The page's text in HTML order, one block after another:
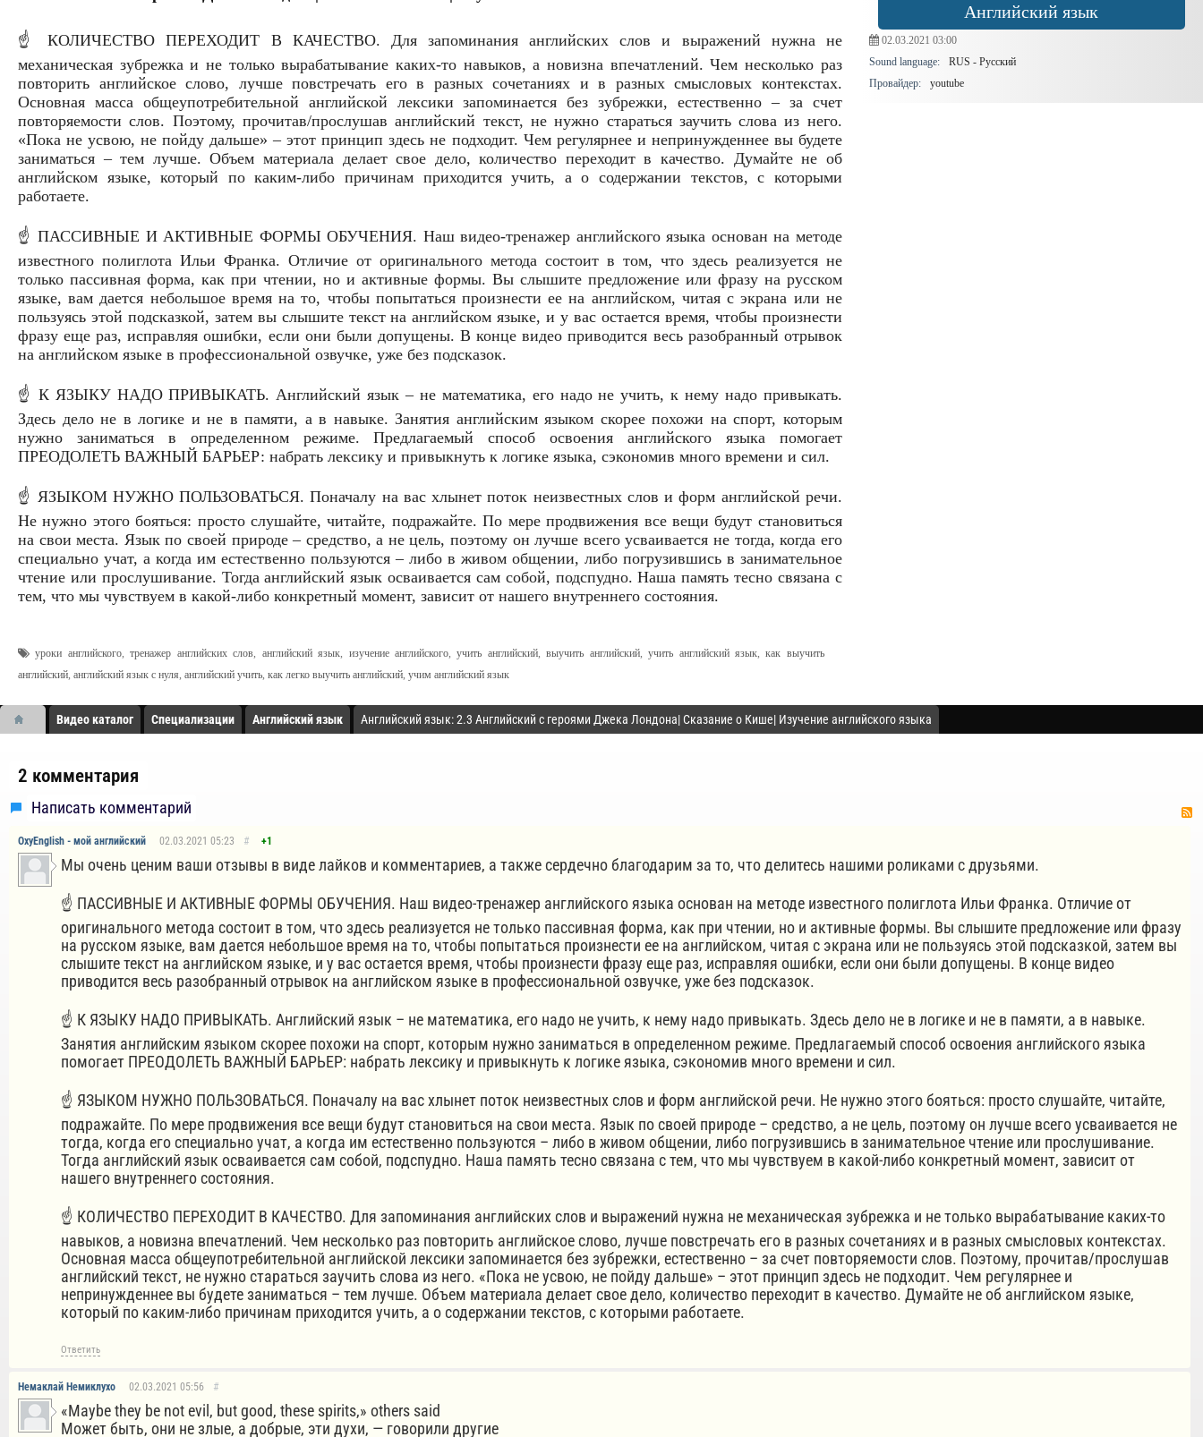
☝️ КОЛИЧЕСТВО ПЕРЕХОДИТ В КАЧЕСТВО. Для запоминания английских слов и выражений нужна не
механическая зубрежка и не только вырабатывание каких-то навыков, а новизна впечатлений. Чем несколько раз
повторить английское слово, лучше повстречать его в разных сочетаниях и в разных смысловых контекстах.
Основная масса общеупотребительной английской лексики запоминается без зубрежки, естественно – за счет
повторяемости слов. Поэтому, прочитав/прослушав английский текст, не нужно стараться заучить слова из него.
«Пока не усвою, не пойду дальше» – этот принцип здесь не подходит. Чем регулярнее и непринужденнее вы будете
заниматься – тем лучше. Объем материала делает свое дело, количество переходит в качество. Думайте не об
английском языке, который по каким-либо причинам приходится учить, а о содержании текстов, с которыми
работаете.
☝️ ПАССИВНЫЕ И АКТИВНЫЕ ФОРМЫ ОБУЧЕНИЯ. Наш видео-тренажер английского языка основан на методе
известного полиглота Ильи Франка. Отличие от оригинального метода состоит в том, что здесь реализуется не
только пассивная форма, как при чтении, но и активные формы. Вы слышите предложение или фразу на русском
языке, вам дается небольшое время на то, чтобы попытаться произнести ее на английском, читая с экрана или не
пользуясь этой подсказкой, затем вы слышите текст на английском языке, и у вас остается время, чтобы произнести
фразу еще раз, исправляя ошибки, если они были допущены. В конце видео приводится весь разобранный отрывок
на английском языке в профессиональной озвучке, уже без подсказок.
☝️ К ЯЗЫКУ НАДО ПРИВЫКАТЬ. Английский язык – не математика, его надо не учить, к нему надо привыкать.
Здесь дело не в логике и не в памяти, а в навыке. Занятия английским языком скорее похожи на спорт, которым
нужно заниматься в определенном режиме. Предлагаемый способ освоения английского языка помогает
ПРЕОДОЛЕТЬ ВАЖНЫЙ БАРЬЕР: набрать лексику и привыкнуть к логике языка, сэкономив много времени и сил.
☝️ ЯЗЫКОМ НУЖНО ПОЛЬЗОВАТЬСЯ. Поначалу на вас хлынет поток неизвестных слов и форм английской речи.
Не нужно этого бояться: просто слушайте, читайте, подражайте. По мере продвижения все вещи будут становиться
на свои места. Язык по своей природе – средство, а не цель, поэтому он лучше всего усваивается не тогда, когда его
специально учат, а когда им естественно пользуются – либо в живом общении, либо погрузившись в занимательное
чтение или прослушивание. Тогда английский язык осваивается сам собой, подспудно. Наша память тесно связана с
тем, что мы чувствуем в какой-либо конкретный момент, зависит от нашего внутреннего состояния.
уроки английского,тренажер английских слов английский язык изучение английского,учить английский,выучить английский,учить английский язык ,как выучить
английский английский язык с нуля английский учить как легко выучить английский учим английский язык
Английский язык
02.03.2021 03:00
Sound language:
RUS - Русский
Провайдер:
youtube
Видео каталог Специализации Английский язык Английский язык: 2.3 Английский с героями Джека Лондона| Сказание о Кише| Изучение английского языка
2 комментария
Написать комментарий
OxyEnglish - мой английский 02.03.2021 05:23 # +1
Мы очень ценим ваши отзывы в виде лайков и комментариев, а также сердечно благодарим за то, что делитесь нашими роликами с друзьями.
☝️ ПАССИВНЫЕ И АКТИВНЫЕ ФОРМЫ ОБУЧЕНИЯ. Наш видео-тренажер английского языка основан на методе известного полиглота Ильи Франка. Отличие от
оригинального метода состоит в том, что здесь реализуется не только пассивная форма, как при чтении, но и активные формы. Вы слышите предложение или фразу
на русском языке, вам дается небольшое время на то, чтобы попытаться произнести ее на английском, читая с экрана или не пользуясь этой подсказкой, затем вы
слышите текст на английском языке, и у вас остается время, чтобы произнести фразу еще раз, исправляя ошибки, если они были допущены. В конце видео
приводится весь разобранный отрывок на английском языке в профессиональной озвучке, уже без подсказок.
☝️ К ЯЗЫКУ НАДО ПРИВЫКАТЬ. Английский язык – не математика, его надо не учить, к нему надо привыкать. Здесь дело не в логике и не в памяти, а в навыке.
Занятия английским языком скорее похожи на спорт, которым нужно заниматься в определенном режиме. Предлагаемый способ освоения английского языка
помогает ПРЕОДОЛЕТЬ ВАЖНЫЙ БАРЬЕР: набрать лексику и привыкнуть к логике языка, сэкономив много времени и сил.
☝️ ЯЗЫКОМ НУЖНО ПОЛЬЗОВАТЬСЯ. Поначалу на вас хлынет поток неизвестных слов и форм английской речи. Не нужно этого бояться: просто слушайте, читайте,
подражайте. По мере продвижения все вещи будут становиться на свои места. Язык по своей природе – средство, а не цель, поэтому он лучше всего усваивается не
тогда, когда его специально учат, а когда им естественно пользуются – либо в живом общении, либо погрузившись в занимательное чтение или прослушивание.
Тогда английский язык осваивается сам собой, подспудно. Наша память тесно связана с тем, что мы чувствуем в какой-либо конкретный момент, зависит от
нашего внутреннего состояния.
☝️ КОЛИЧЕСТВО ПЕРЕХОДИТ В КАЧЕСТВО. Для запоминания английских слов и выражений нужна не механическая зубрежка и не только вырабатывание каких-то
навыков, а новизна впечатлений. Чем несколько раз повторить английское слово, лучше повстречать его в разных сочетаниях и в разных смысловых контекстах.
Основная масса общеупотребительной английской лексики запоминается без зубрежки, естественно – за счет повторяемости слов. Поэтому, прочитав/прослушав
английский текст, не нужно стараться заучить слова из него. «Пока не усвою, не пойду дальше» – этот принцип здесь не подходит. Чем регулярнее и
непринужденнее вы будете заниматься – тем лучше. Объем материала делает свое дело, количество переходит в качество. Думайте не об английском языке,
который по каким-либо причинам приходится учить, а о содержании текстов, с которыми работаете.
Ответить
Немаклай Немиклухо 02.03.2021 05:56 #
«Maybe they be not evil, but good, these spirits,» others said
Может быть, они не злые, а добрые, эти духи, — говорили другие